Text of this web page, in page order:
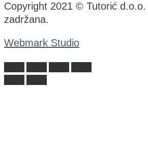
Copyright 2021 © Tutorić
zadržana.
Webmark Studio